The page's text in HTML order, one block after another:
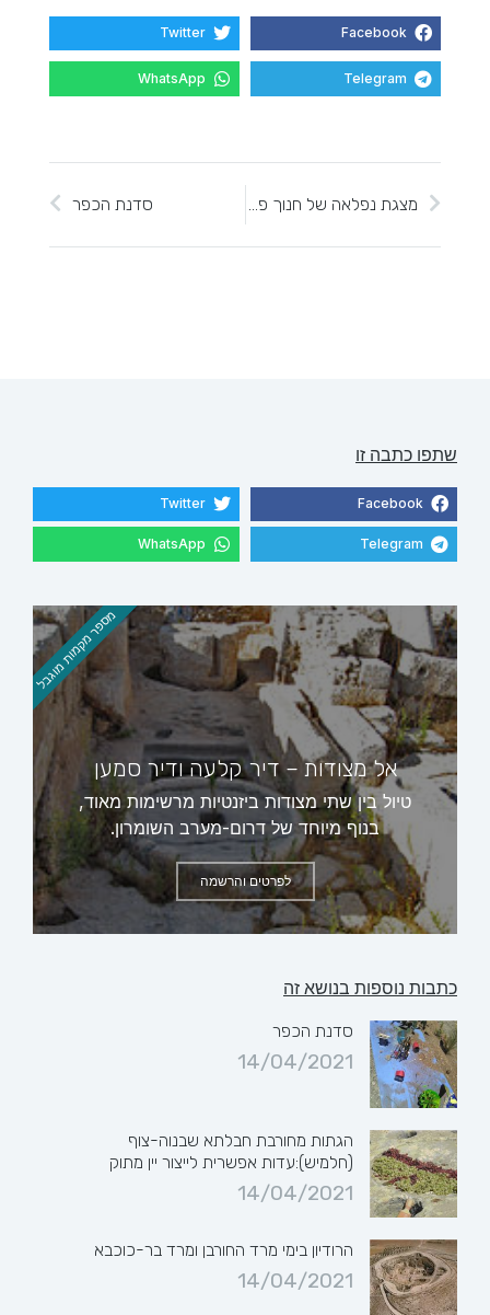
Facebook
Twitter
Telegram
WhatsApp
סדנת הכפר
שתפו כתבה זו
Facebook
Twitter
Telegram
WhatsApp
אל מצודות – דיר קלעה ודיר סמען
טיול בין שתי מצודות ביזנטיות מרשימות מאוד,
בנוף מיוחד של דרום-מערב השומרון.
לפרטים והרשמה
מספר מקמות מוגבל
כתבות נוספות בנושא זה
סדנת הכפר
14/04/2021
הגתות מחורבת חבלתא שבנוה-צוף
(חלמיש):עדות אפשרית לייצור יין מתוק
14/04/2021
הרודיון בימי מרד החורבן ומרד בר-כוכבא
14/04/2021